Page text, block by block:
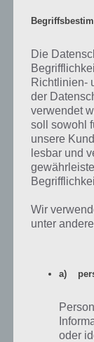
Auf
Tweet auf
Mehr
Die
Richtlinien-
der
verwendet
soll sowohl
unsere
lesbar und
Wir
unter
a)
oder